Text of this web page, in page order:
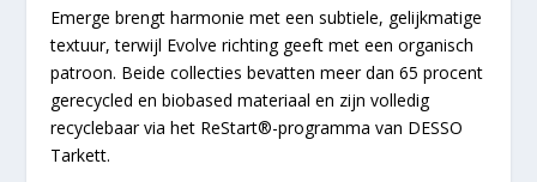
Emerge brengt harmonie met een subtiele, gelijkmatige
textuur, terwijl Evolve richting geeft met een organisch
patroon. Beide collecties bevatten meer dan 65 procent
gerecycled en biobased materiaal en zijn volledig
recyclebaar via het ReStart®-programma van DESSO
Tarkett.